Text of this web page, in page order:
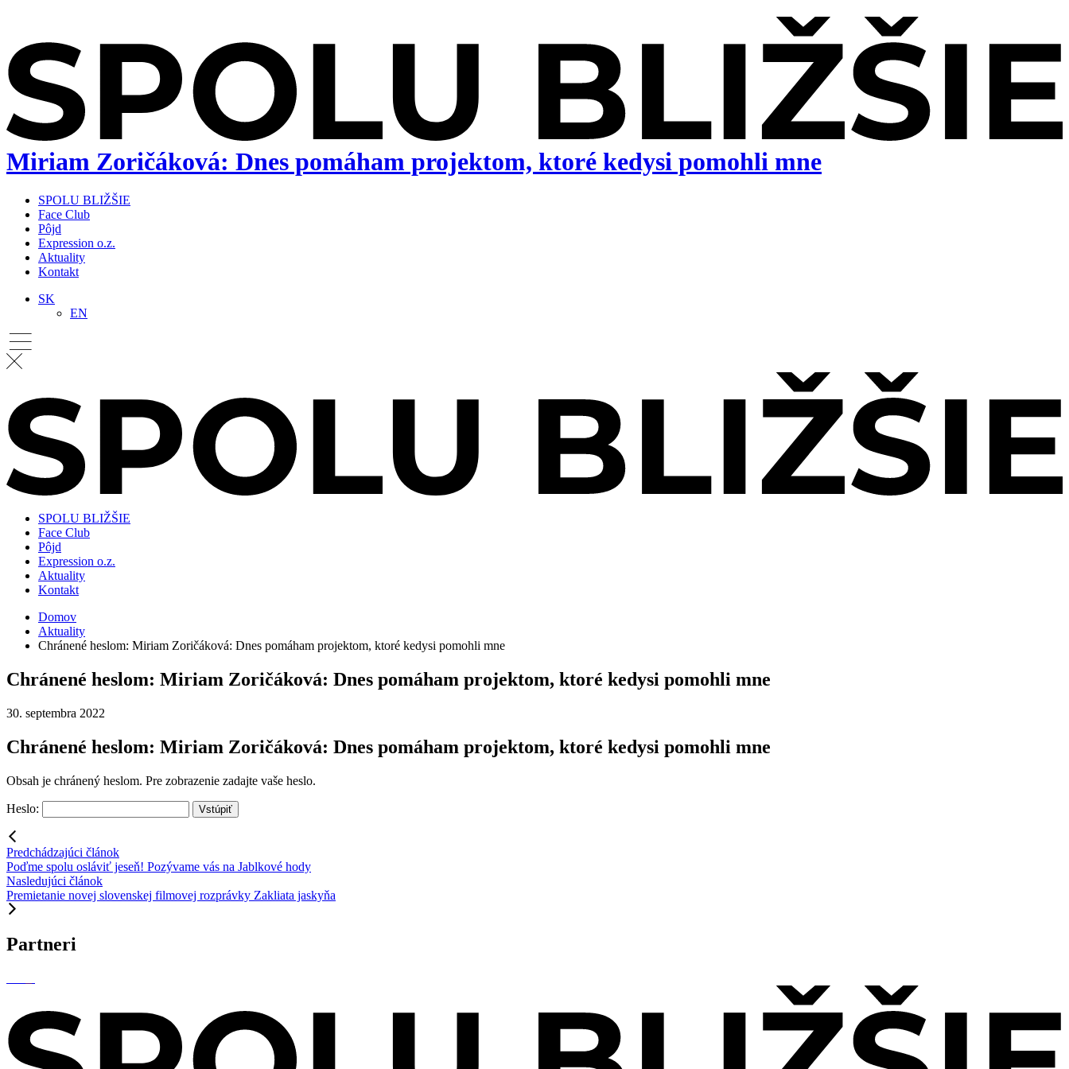
Miriam Zoričáková: Dnes pomáham projektom, ktoré kedysi pomohli mne
SPOLU BLIŽŠIE
Face Club
Pôjd
Expression o.z.
Aktuality
Kontakt
SK
EN
SPOLU BLIŽŠIE
Face Club
Pôjd
Expression o.z.
Aktuality
Kontakt
Domov
Aktuality
Chránené heslom: Miriam Zoričáková: Dnes pomáham projektom, ktoré kedysi pomohli mne
Chránené heslom: Miriam Zoričáková: Dnes pomáham projektom, ktoré kedysi pomohli mne
30. septembra 2022
Chránené heslom: Miriam Zoričáková: Dnes pomáham projektom, ktoré kedysi pomohli mne
Obsah je chránený heslom. Pre zobrazenie zadajte vaše heslo.
Heslo:
Predchádzajúci článok
Poďme spolu osláviť jeseň! Pozývame vás na Jablkové hody
Nasledujúci článok
Premietanie novej slovenskej filmovej rozprávky Zakliata jaskyňa
Partneri